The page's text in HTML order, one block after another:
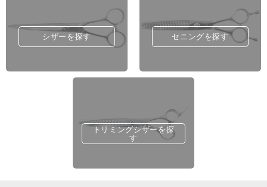
シザーを探す セニングを探す
トリミングシザーを探
す